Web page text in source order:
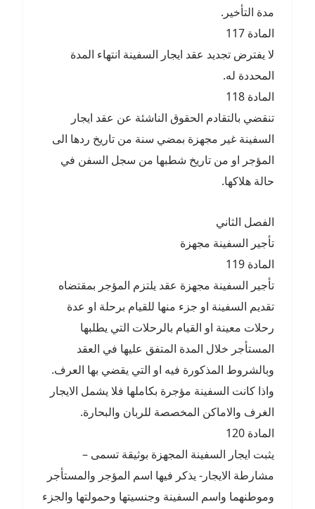
مدة التأخير.
المادة 117
لا يفترض تجديد عقد ايجار السفينة انتهاء المدة
المحددة له.
المادة 118
تنقضي بالتقادم الحقوق الناشئة عن عقد ايجار
السفينة غير مجهزة بمضي سنة من تاريخ ردها الى
المؤجر او من تاريخ شطبها من سجل السفن في
حالة هلاكها.
الفصل الثاني
تأجير السفينة مجهزة
المادة 119
تأجير السفينة مجهزة عقد يلتزم المؤجر بمقتضاه
تقديم السفينة او جزء منها للقيام برحلة او عدة
رحلات معينة او القيام بالرحلات التي يطلبها
المستأجر خلال المدة المتفق عليها في العقد
وبالشروط المذكورة فيه او التي يقضي بها العرف.
واذا كانت السفينة مؤجرة بكاملها فلا يشمل الايجار
الغرف والاماكن المخصصة للربان والبحارة.
المادة 120
يثبت ايجار السفينة المجهزة بوثيقة تسمى –
مشارطة الايجار- يذكر فيها اسم المؤجر والمستأجر
وموطنهما واسم السفينة وجنسيتها وحمولتها والجزء